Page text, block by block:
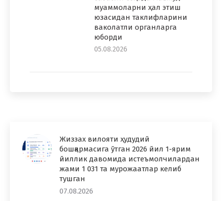
муаммоларни ҳал этиш
юзасидан таклифларини
ваколатли органларга
юборди
05.08.2026
Жиззах вилояти ҳудудий
бошқармасига ўтган 2026 йил 1-ярим
йиллик давомида истеъмолчилардан
жами 1 031 та мурожаатлар келиб
тушган
07.08.2026